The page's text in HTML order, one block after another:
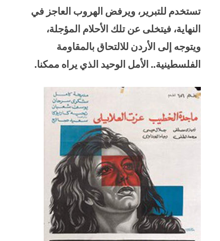
تستخدم للتبرير، ويرفض الهروب العاجز في
النهاية، فيتخلى عن تلك الأحلام المؤجلة،
ويتوجه إلى الأردن للالتحاق بالمقاومة
الفلسطينية.. الأمل الوحيد الذي يراه ممكنا.